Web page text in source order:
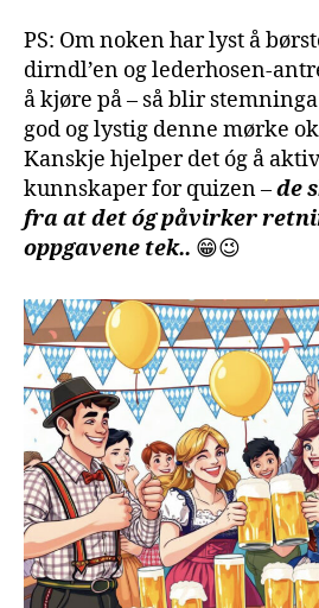
PS: Om noken har lyst å
dirndl’en og lederhosen-
å kjøre på – så blir
god og lystig denne mørke
Kanskje hjelper det óg å
kunnskaper for quizen –de
fra at det óg påvirker
oppgavene tek.. 😁😉